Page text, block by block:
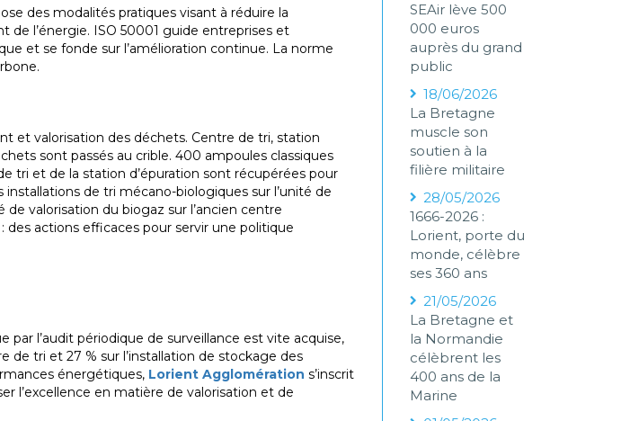
des modalités pratiques visant à réduire la
l’énergie. ISO 50001 guide entreprises et
et se fonde sur l’amélioration continue. La norme
et valorisation des déchets. Centre de tri, station
sont passés au crible. 400 ampoules classiques
tri et de la station d’épuration sont récupérées pour
de tri mécano-biologiques sur l’unité de
valorisation du biogaz sur l’ancien centre
actions efficaces pour servir une politique
l’audit périodique de surveillance est vite acquise,
de tri et 27 % sur l’installation de stockage des
énergétiques, Lorient Agglomération s’inscrit
l’excellence en matière de valorisation et de
SEAir lève 500
000 euros
auprès du grand
public
18/06/2026
La Bretagne
muscle son
soutien à la
filière militaire
28/05/2026
1666-2026 :
Lorient, porte du
monde, célèbre
ses 360 ans
21/05/2026
La Bretagne et
la Normandie
célèbrent les
400 ans de la
Marine